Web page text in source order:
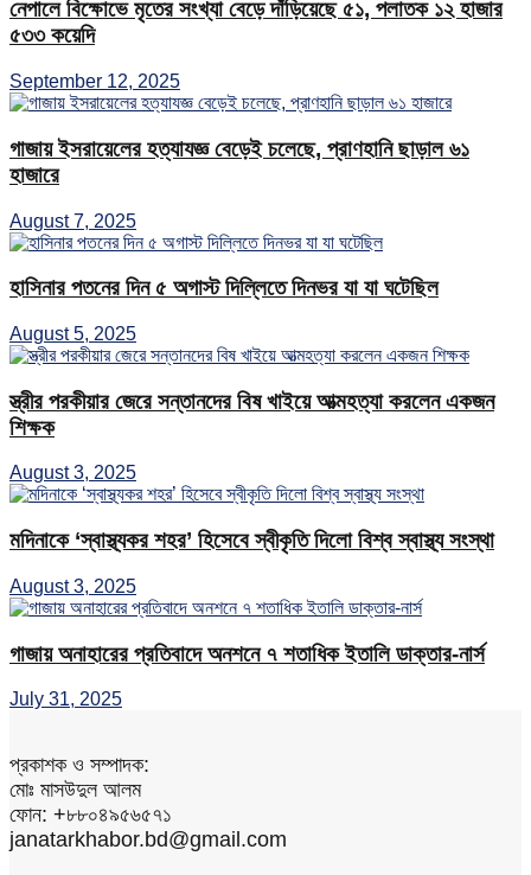
নেপালে বিক্ষোভে মৃতের সংখ্যা বেড়ে দাঁড়িয়েছে ৫১, পলাতক ১২ হাজার
৫৩৩ কয়েদি
September 12, 2025
গাজায় ইসরায়েলের হত্যাযজ্ঞ বেড়েই চলেছে, প্রাণহানি ছাড়াল ৬১
হাজারে
August 7, 2025
হাসিনার পতনের দিন ৫ অগাস্ট দিল্লিতে দিনভর যা যা ঘটেছিল
August 5, 2025
স্ত্রীর পরকীয়ার জেরে সন্তানদের বিষ খাইয়ে আত্মহত্যা করলেন একজন
শিক্ষক
August 3, 2025
মদিনাকে ‘স্বাস্থ্যকর শহর’ হিসেবে স্বীকৃতি দিলো বিশ্ব স্বাস্থ্য সংস্থা
August 3, 2025
গাজায় অনাহারের প্রতিবাদে অনশনে ৭ শতাধিক ইতালি ডাক্তার-নার্স
July 31, 2025
প্রকাশক ও সম্পাদক:
মোঃ মাসউদুল আলম
ফোন: +৮৮০৪৯৫৬৫৭১
janatarkhabor.bd@gmail.com